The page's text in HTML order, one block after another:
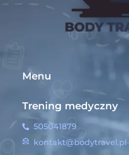
Menu
Trening medyczny
505041879
kontakt@bodytravel.pl